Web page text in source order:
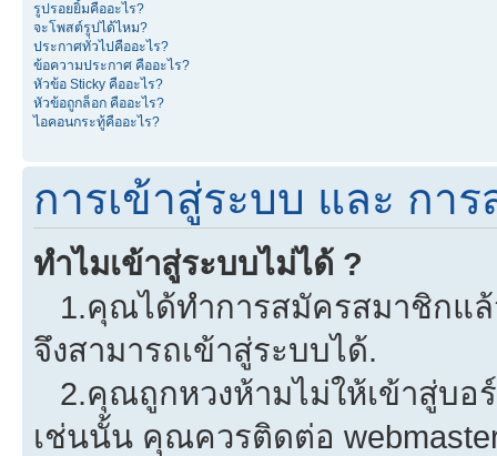
รูปรอยยิ้มคืออะไร?
จะโพสต์รูปได้ไหม?
ประกาศทั่วไปคืออะไร?
ข้อความประกาศ คืออะไร?
หัวข้อ Sticky คืออะไร?
หัวข้อถูกล็อก คืออะไร?
ไอคอนกระทู้คืออะไร?
การเข้าสู่ระบบ และ กา
ทำไมเข้าสู่ระบบไม่ได้ ?
1.คุณได้ทำการสมัครสมาชิกแ
จึงสามารถเข้าสู่ระบบได้.
2.คุณถูกหวงห้ามไม่ให้เข้าสู่บอ
เช่นนั้น คุณควรติดต่อ